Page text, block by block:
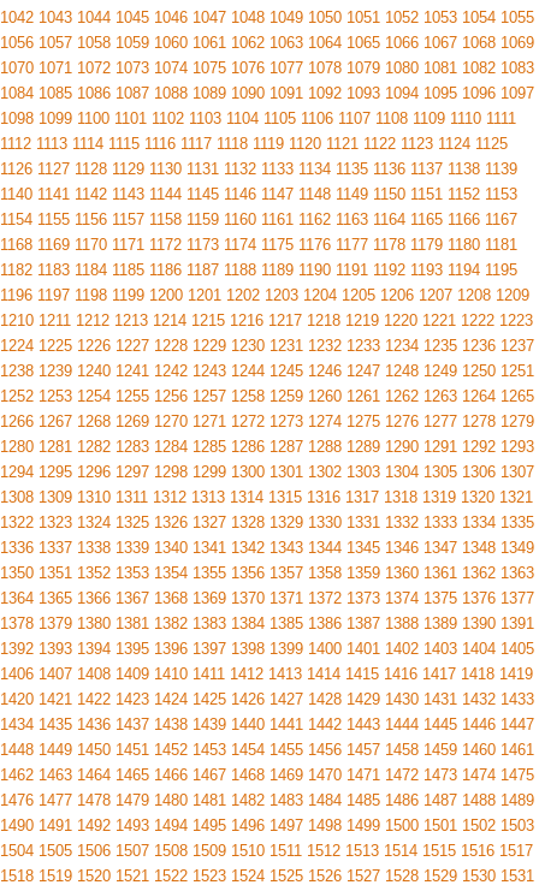
1042 1043 1044 1045 1046 1047 1048 1049 1050 1051 1052 1053 1054 1055
1056 1057 1058 1059 1060 1061 1062 1063 1064 1065 1066 1067 1068 1069
1070 1071 1072 1073 1074 1075 1076 1077 1078 1079 1080 1081 1082 1083
1084 1085 1086 1087 1088 1089 1090 1091 1092 1093 1094 1095 1096 1097
1098 1099 1100 1101 1102 1103 1104 1105 1106 1107 1108 1109 1110 1111
1112 1113 1114 1115 1116 1117 1118 1119 1120 1121 1122 1123 1124 1125
1126 1127 1128 1129 1130 1131 1132 1133 1134 1135 1136 1137 1138 1139
1140 1141 1142 1143 1144 1145 1146 1147 1148 1149 1150 1151 1152 1153
1154 1155 1156 1157 1158 1159 1160 1161 1162 1163 1164 1165 1166 1167
1168 1169 1170 1171 1172 1173 1174 1175 1176 1177 1178 1179 1180 1181
1182 1183 1184 1185 1186 1187 1188 1189 1190 1191 1192 1193 1194 1195
1196 1197 1198 1199 1200 1201 1202 1203 1204 1205 1206 1207 1208 1209
1210 1211 1212 1213 1214 1215 1216 1217 1218 1219 1220 1221 1222 1223
1224 1225 1226 1227 1228 1229 1230 1231 1232 1233 1234 1235 1236 1237
1238 1239 1240 1241 1242 1243 1244 1245 1246 1247 1248 1249 1250 1251
1252 1253 1254 1255 1256 1257 1258 1259 1260 1261 1262 1263 1264 1265
1266 1267 1268 1269 1270 1271 1272 1273 1274 1275 1276 1277 1278 1279
1280 1281 1282 1283 1284 1285 1286 1287 1288 1289 1290 1291 1292 1293
1294 1295 1296 1297 1298 1299 1300 1301 1302 1303 1304 1305 1306 1307
1308 1309 1310 1311 1312 1313 1314 1315 1316 1317 1318 1319 1320 1321
1322 1323 1324 1325 1326 1327 1328 1329 1330 1331 1332 1333 1334 1335
1336 1337 1338 1339 1340 1341 1342 1343 1344 1345 1346 1347 1348 1349
1350 1351 1352 1353 1354 1355 1356 1357 1358 1359 1360 1361 1362 1363
1364 1365 1366 1367 1368 1369 1370 1371 1372 1373 1374 1375 1376 1377
1378 1379 1380 1381 1382 1383 1384 1385 1386 1387 1388 1389 1390 1391
1392 1393 1394 1395 1396 1397 1398 1399 1400 1401 1402 1403 1404 1405
1406 1407 1408 1409 1410 1411 1412 1413 1414 1415 1416 1417 1418 1419
1420 1421 1422 1423 1424 1425 1426 1427 1428 1429 1430 1431 1432 1433
1434 1435 1436 1437 1438 1439 1440 1441 1442 1443 1444 1445 1446 1447
1448 1449 1450 1451 1452 1453 1454 1455 1456 1457 1458 1459 1460 1461
1462 1463 1464 1465 1466 1467 1468 1469 1470 1471 1472 1473 1474 1475
1476 1477 1478 1479 1480 1481 1482 1483 1484 1485 1486 1487 1488 1489
1490 1491 1492 1493 1494 1495 1496 1497 1498 1499 1500 1501 1502 1503
1504 1505 1506 1507 1508 1509 1510 1511 1512 1513 1514 1515 1516 1517
1518 1519 1520 1521 1522 1523 1524 1525 1526 1527 1528 1529 1530 1531